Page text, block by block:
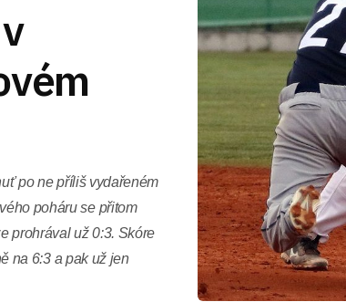
po ne příliš vydařeném
poháru se přitom
prohrával už 0:3. Skóre
na 6:3 a pak už jen